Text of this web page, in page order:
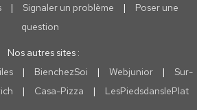
| Signaler un problème |
Poser une
question
Nos autres sites :
| BienchezSoi | Webjunior |
Sur-
| Casa-Pizza | LesPiedsdanslePlat